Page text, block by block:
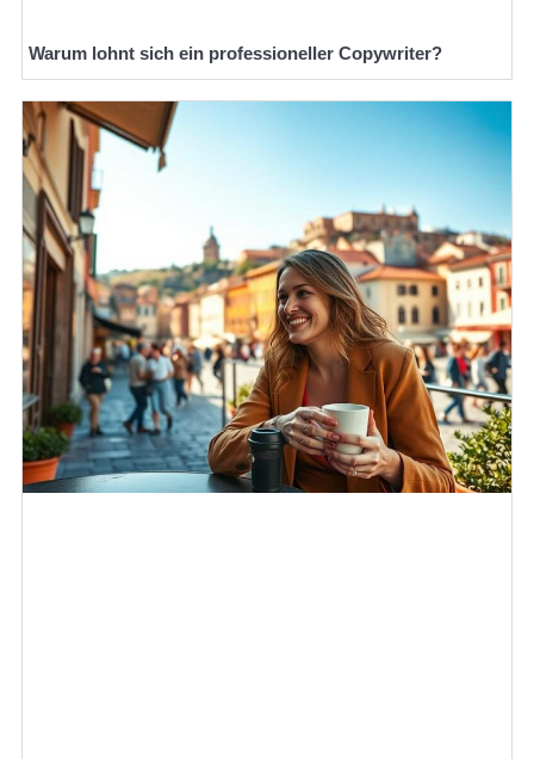
Warum lohnt sich ein professioneller Copywriter?